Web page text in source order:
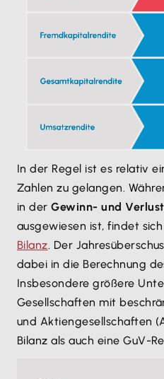
In der Regel ist es relativ
Zahlen zu gelangen.
in derGewinn- und
ausgewiesen ist, findet
Bilanz. Der
dabei in die Berechnung
Insbesondere größere
Gesellschaften mit
und Aktiengesellschaften
Bilanz als auch eine GuV-